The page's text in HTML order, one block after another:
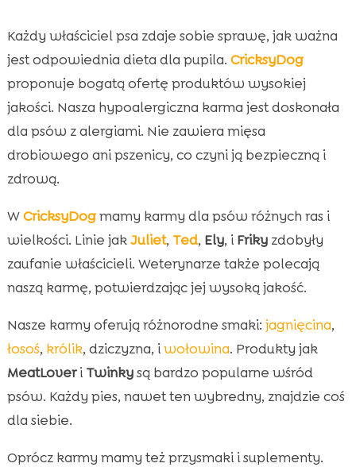
Każdy właściciel psa zdaje sobie sprawę, jak ważna
jest odpowiednia dieta dla pupila. CricksyDog
proponuje bogatą ofertę produktów wysokiej
jakości. Nasza hypoalergiczna karma jest doskonała
dla psów z alergiami. Nie zawiera mięsa
drobiowego ani pszenicy, co czyni ją bezpieczną i
zdrową.
WCricksyDogmamy karmy dla psów różnych ras i
wielkości. Linie jakJuliet, Ted, Ely, i Frikyzdobyły
zaufanie właścicieli. Weterynarze także polecają
naszą karmę, potwierdzając jej wysoką jakość.
Nasze karmy oferują różnorodne smaki: jagnięcina,
łosoś, królik, dziczyzna, iwołowina. Produkty jak
MeatLoveri Twinkysą bardzo popularne wśród
psów. Każdy pies, nawet ten wybredny, znajdzie coś
dla siebie.
Oprócz karmy mamy też przysmaki i suplementy.